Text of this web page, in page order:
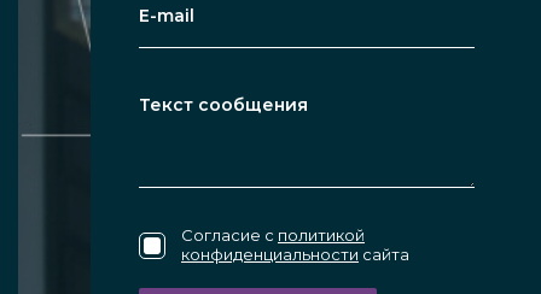
например, пространства для переговоров,
устанавливается кнопками пульта, также
за счёт инновационного решения: из-за
воздействия тока жидкие кристаллы (PDCL) в
составе тонкой (1-2 миллиметра) плёнки
Согласие с политикой
конфиденциальности сайта